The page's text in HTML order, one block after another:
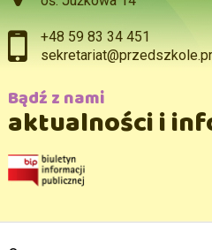
+48 59 83 34 451
Bądź z nami
aktualności i